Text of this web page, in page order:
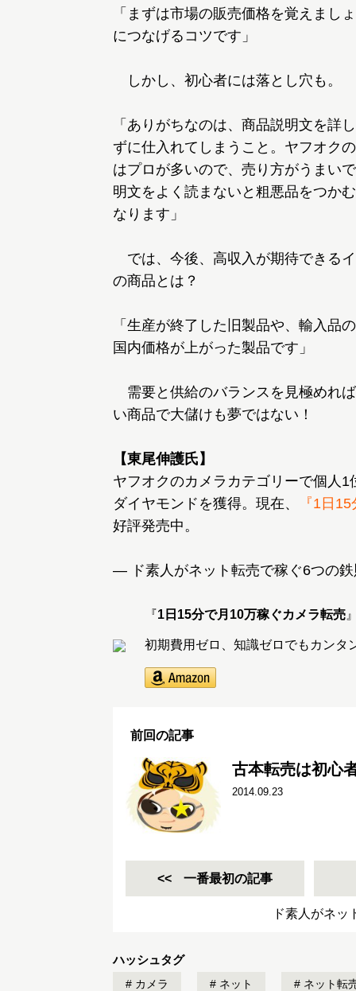
「まずは市場の販売価格を覚えまし
につなげるコツです」
しかし、初心者には落とし穴も。
「ありがちなのは、商品説明文を詳
ずに仕入れてしまうこと。ヤフオク
はプロが多いので、売り方がうまい
明文をよく読まないと粗悪品をつか
なります」
では、今後、高収入が期待できる
の商品とは？
「生産が終了した旧製品や、輸入品
国内価格が上がった製品です」
需要と供給のバランスを見極めれ
い商品で大儲けも夢ではない！
【東尾伸護氏】
ヤフオクのカメラカテゴリーで個人
ダイヤモンドを獲得。現在、
『1日
好評発売中。
― ド素人がネット転売で稼ぐ6つの
『1日15分で月10万稼ぐカメラ転売
初期費用ゼロ、知識ゼロでもカンタ
前回の記事
古本転売は初心
2014.09.23
一番最初の記事
ド素人がネッ
ハッシュタグ
カメラ ネット ネット転